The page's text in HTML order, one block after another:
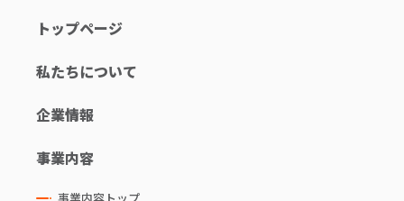
トップページ
私たちについて
企業情報
事業内容